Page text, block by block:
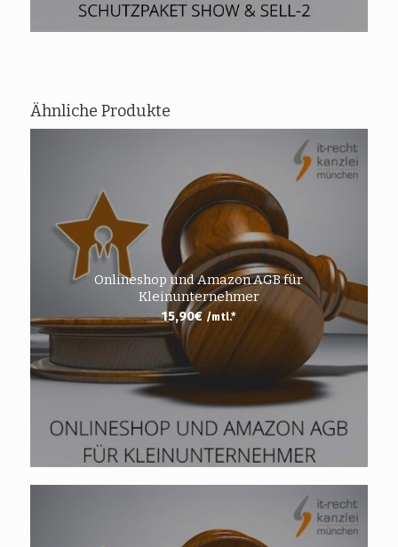
Ähnliche Produkte
Onlineshop und Amazon AGB für
Kleinunternehmer
15,90€ /mtl.*